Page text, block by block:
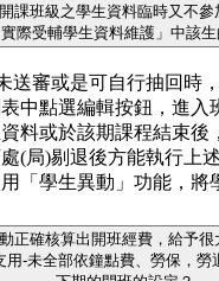
課班級之學生資料臨時又不
際受輔學生資料維護」中該生
送審或是可自行抽回時
中點選編輯按鈕，進入
料或於該期課程結束後
(局)剔退後方能執行上
「學生異動」功能，將
正確核算出開班經費，給予
用-未全部依鐘點費、勞保，勞